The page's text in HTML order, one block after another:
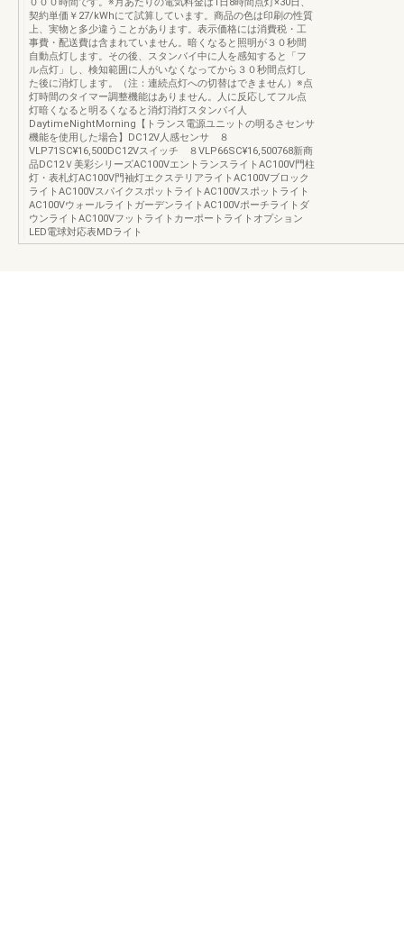
契約単価￥27/kWhにて試算しています。商品の色は印刷の性質
上、実物と多少違うことがあります。表示価格には消費税・工
事費・配送費は含まれていません。暗くなると照明が３０秒間
自動点灯します。その後、スタンバイ中に人を感知すると「フ
ル点灯」し、検知範囲に人がいなくなってから３０秒間点灯し
た後に消灯します。（注：連続点灯への切替はできません）※点
灯時間のタイマー調整機能はありません。人に反応してフル点
灯暗くなると明るくなると消灯消灯スタンバイ人
DaytimeNightMorning【トランス電源ユニットの明るさセンサ
機能を使用した場合】DC12V人感センサ ８
VLP71SC¥16,500DC12Vスイッチ ８VLP66SC¥16,500768新商
品DC12Ｖ美彩シリーズAC100VエントランスライトAC100V門柱
灯・表札灯AC100V門袖灯エクステリアライトAC100Vブロック
ライトAC100VスパイクスポットライトAC100Vスポットライト
AC100VウォールライトガーデンライトAC100Vポーチライトダ
ウンライトAC100Vフットライトカーポートライトオプション
LED電球対応表MDライト